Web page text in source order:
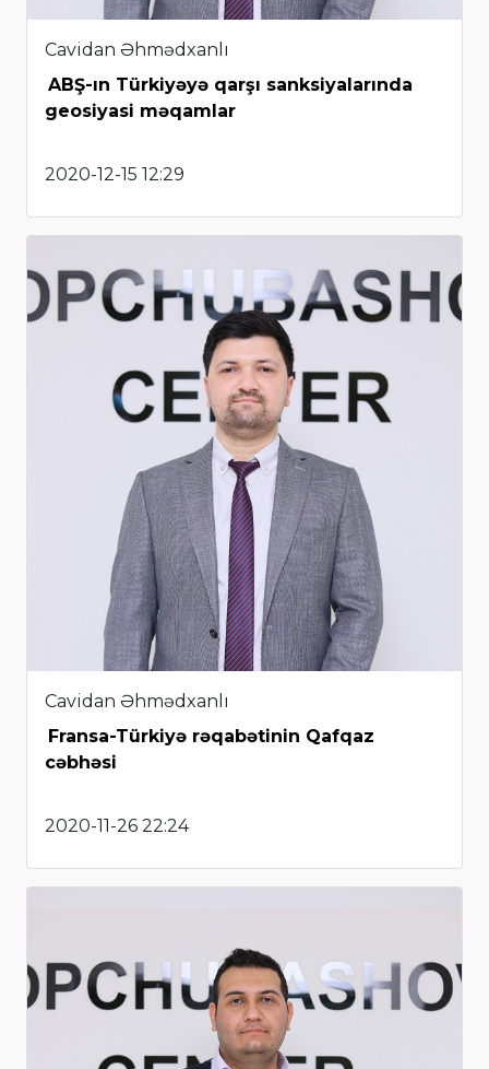
Cavidan Əhmədxanlı
ABŞ-ın Türkiyəyə qarşı sanksiyalarında
geosiyasi məqamlar
2020-12-15 12:29
Cavidan Əhmədxanlı
Fransa-Türkiyə rəqabətinin Qafqaz
cəbhəsi
2020-11-26 22:24